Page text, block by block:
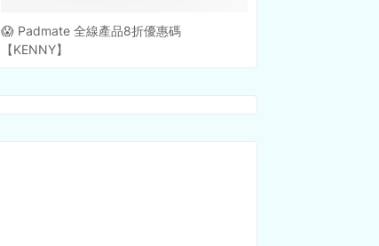
😱 Padmate 全線產品8折優惠碼
【KENNY】